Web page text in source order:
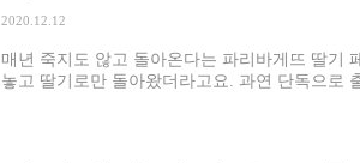
2020.12.12
매년 죽지도 않고 돌아온다는 파리바게뜨 딸기
놓고 딸기로만 돌아왔더라고요. 과연 단독으로